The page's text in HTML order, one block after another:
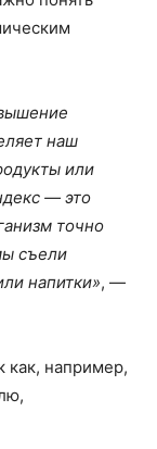
наш
или
— это
точно
съели
напитки», —
как, например,